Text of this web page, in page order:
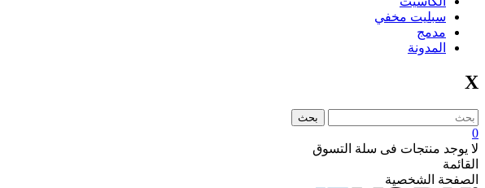
سبليت مخفي
مدمج
المدونة
X
بحث
0
لا يوجد منتجات فى سلة التسوق
القائمة
الصفحة الشخصية